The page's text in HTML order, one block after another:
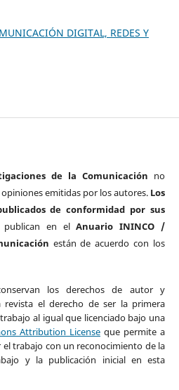
DIGITAL, REDES Y
de la Comunicación no
emitidas por los autores. Los
de conformidad por sus
publican en elAnuario ININCO /
están de acuerdo con los
los derechos de autor y
revista el derecho de ser la primera
al igual que licenciado bajo una
Attribution License que permite a
trabajo con un reconocimiento de la
y la publicación inicial en esta